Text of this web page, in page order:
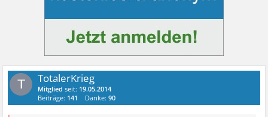
T TotalerKrieg
Mitglied seit: 19.05.2014
Beiträge: 141 Danke:90